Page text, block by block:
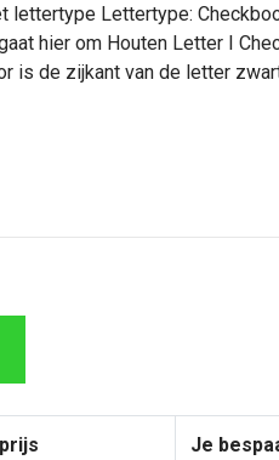
lettertype Lettertype:
hier om Houten Letter I
is de zijkant van de letter
Je